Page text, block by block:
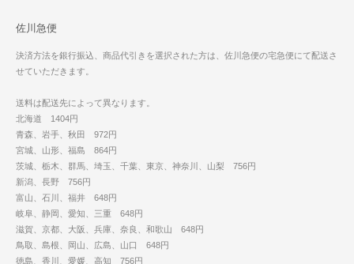
佐川急便
決済方法を銀行振込、商品代引きを選択された方は、佐川急便の宅急便にて配送さ
せていただきます。
送料は配送先によって異なります。
北海道 1404円
青森、岩手、秋田 972円
宮城、山形、福島 864円
茨城、栃木、群馬、埼玉、千葉、東京、神奈川、山梨 756円
新潟、長野 756円
富山、石川、福井 648円
岐阜、静岡、愛知、三重 648円
滋賀、京都、大阪、兵庫、奈良、和歌山 648円
鳥取、島根、岡山、広島、山口 648円
徳島、香川、愛媛、高知 756円